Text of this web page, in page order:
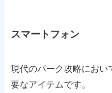
スマートフォン
現代のパーク攻略におい
要なアイテムです。